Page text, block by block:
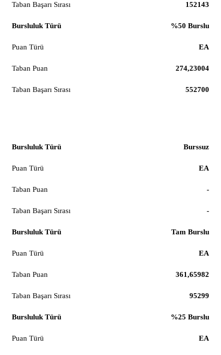
152143
%50 Burslu
EA
274,23004
552700
Burssuz
EA
-
-
Tam Burslu
EA
361,65982
95299
%25 Burslu
EA